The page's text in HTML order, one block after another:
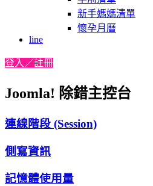
新手媽媽清單
懷孕月曆
line
登入／註冊
Joomla! 除錯主控台
連線階段 (Session)
側寫資訊
記憶體使用量